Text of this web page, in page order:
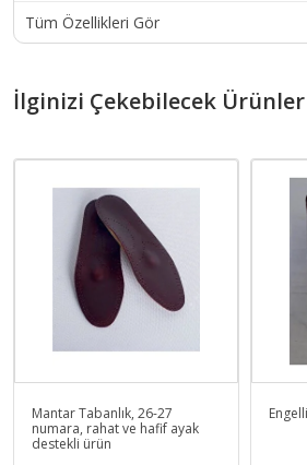
Tüm Özellikleri Gör
İlginizi Çekebilecek Ürünler
Mantar Tabanlık, 26-27
numara, rahat ve hafif ayak
destekli ürün